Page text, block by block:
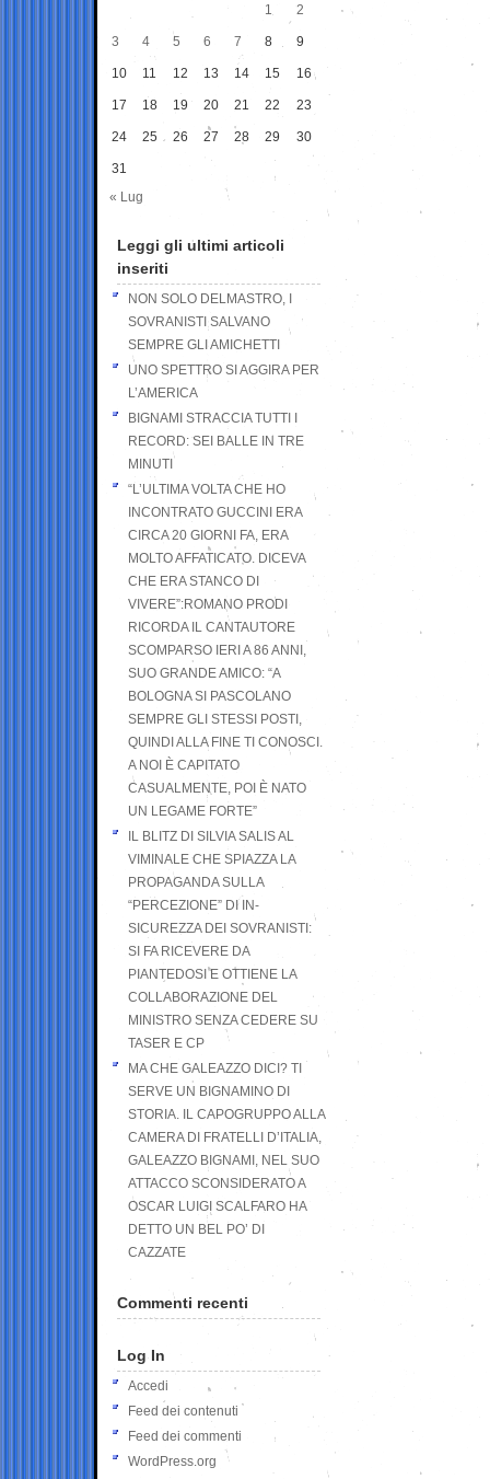
1
2
3 4 5 6 7 8 9
10 11 12 13 14 15 16
17 18 19 20 21 22 23
24 25 26 27 28 29 30
31
« Lug
Leggi gli ultimi articoli
inseriti
NON SOLO DELMASTRO, I
SOVRANISTI SALVANO
SEMPRE GLI AMICHETTI
UNO SPETTRO SI AGGIRA PER
L’AMERICA
BIGNAMI STRACCIA TUTTI I
RECORD: SEI BALLE IN TRE
MINUTI
“L’ULTIMA VOLTA CHE HO
INCONTRATO GUCCINI ERA
CIRCA 20 GIORNI FA, ERA
MOLTO AFFATICATO. DICEVA
CHE ERA STANCO DI
VIVERE”:ROMANO PRODI
RICORDA IL CANTAUTORE
SCOMPARSO IERI A 86 ANNI,
SUO GRANDE AMICO: “A
BOLOGNA SI PASCOLANO
SEMPRE GLI STESSI POSTI,
QUINDI ALLA FINE TI CONOSCI.
A NOI È CAPITATO
CASUALMENTE, POI È NATO
UN LEGAME FORTE”
IL BLITZ DI SILVIA SALIS AL
VIMINALE CHE SPIAZZA LA
PROPAGANDA SULLA
“PERCEZIONE” DI IN-
SICUREZZA DEI SOVRANISTI:
SI FA RICEVERE DA
PIANTEDOSI E OTTIENE LA
COLLABORAZIONE DEL
MINISTRO SENZA CEDERE SU
TASER E CP
MA CHE GALEAZZO DICI? TI
SERVE UN BIGNAMINO DI
STORIA. IL CAPOGRUPPO ALLA
CAMERA DI FRATELLI D’ITALIA,
GALEAZZO BIGNAMI, NEL SUO
ATTACCO SCONSIDERATO A
OSCAR LUIGI SCALFARO HA
DETTO UN BEL PO’ DI
CAZZATE
Commenti recenti
Log In
Accedi
Feed dei contenuti
Feed dei commenti
WordPress.org